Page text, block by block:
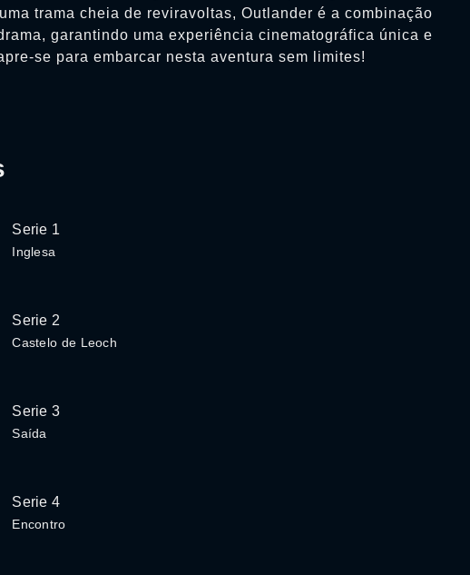
trama cheia de reviravoltas, Outlander é a combinação
garantindo uma experiência cinematográfica única e
se para embarcar nesta aventura sem limites!
Serie 1
Inglesa
Serie 2
Castelo de Leoch
Serie 3
Saída
Serie 4
Encontro